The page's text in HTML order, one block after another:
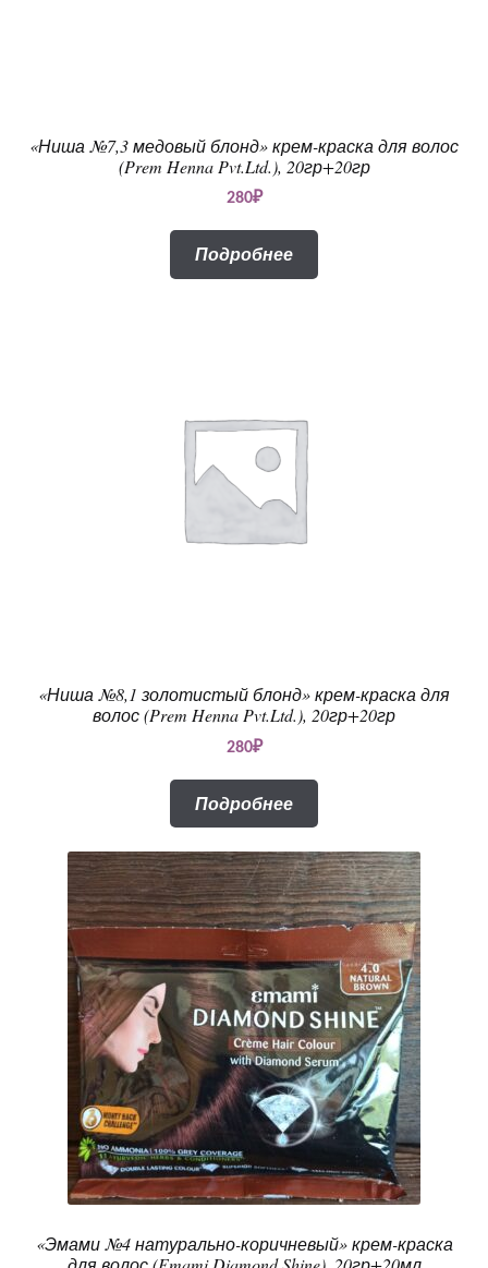
«Ниша №7,3 медовый блонд» крем-краска для волос
(Prem Henna Pvt.Ltd.), 20гр+20гр
280₽
Подробнее
«Ниша №8,1 золотистый блонд» крем-краска для
волос (Prem Henna Pvt.Ltd.), 20гр+20гр
280₽
Подробнее
«Эмами №4 натурально-коричневый» крем-краска